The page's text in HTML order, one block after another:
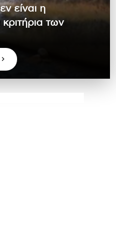
είναι η
των